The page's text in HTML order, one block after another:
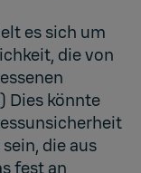
es sich um
die von
Dies könnte
die aus
fest an